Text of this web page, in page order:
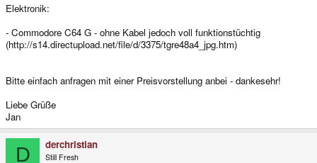
Elektronik:
- Commodore C64 G - ohne Kabel jedoch voll funktionstüchtig
(http://s14.directupload.net/file/d/3375/tgre48a4_jpg.htm)
Bitte einfach anfragen mit einer Preisvorstellung anbei - dankesehr!
Liebe Grüße
Jan
D derchristian
Still Fresh